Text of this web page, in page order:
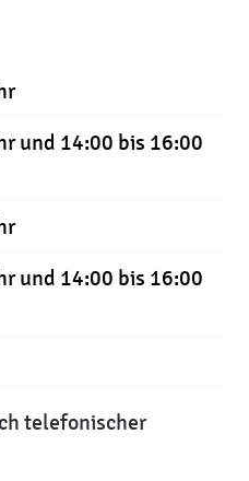
und 14:00 bis 16:00
und 14:00 bis 16:00
telefonischer